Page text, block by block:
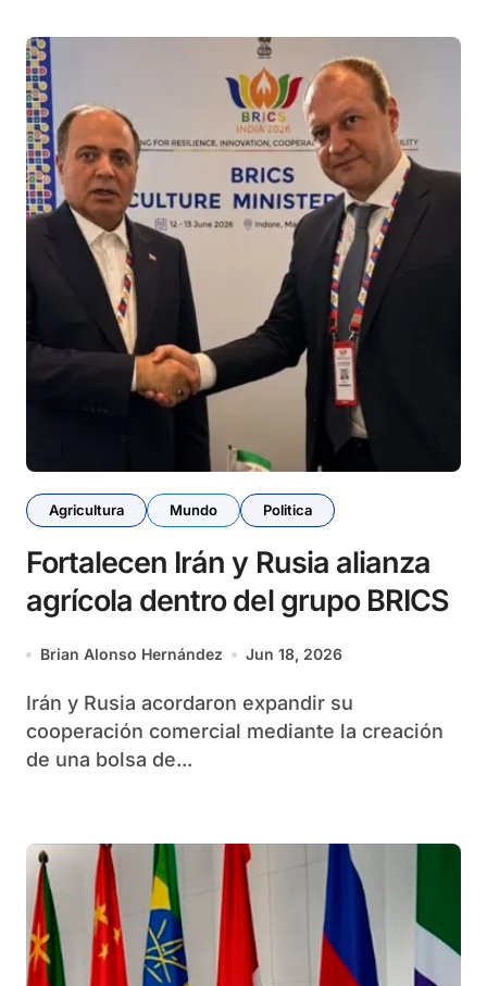
Agricultura Mundo Politica
Fortalecen Irán y Rusia alianza
agrícola dentro del grupo BRICS
Brian Alonso Hernández Jun 18, 2026
Irán y Rusia acordaron expandir su
cooperación comercial mediante la creación
de una bolsa de...